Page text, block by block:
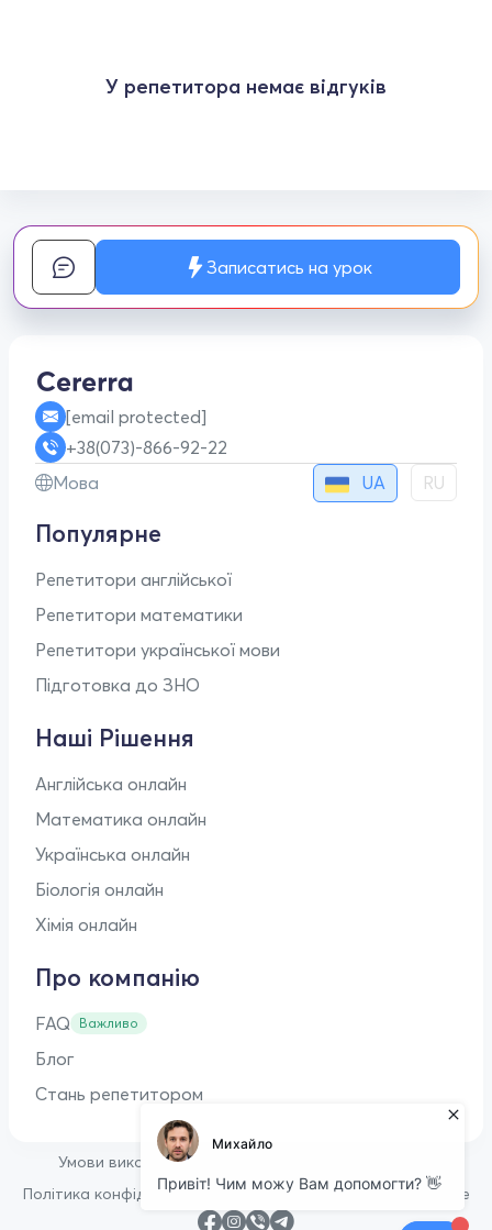
У репетитора немає відгуків
Записатись на урок
[email protected]
+38(073)-866-92-22
Мова
UA RU
Популярне
Репетитори англійської
Репетитори математики
Репетитори української мови
Підготовка до ЗНО
Наші Рішення
Англійська онлайн
Математика онлайн
Українська онлайн
Біологія онлайн
Хімія онлайн
Про компанію
FAQ Важливо
Блог
Стань репетитором
Умови використання
Політика конфіденційності • Політика щодо файлів cookie